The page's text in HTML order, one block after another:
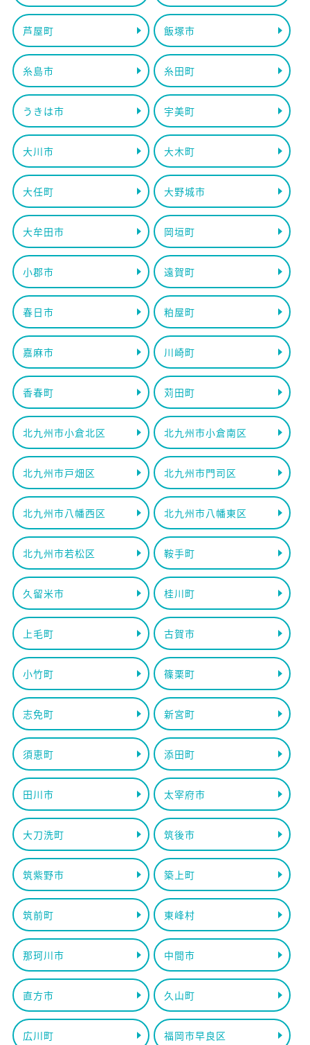
芦屋町 飯塚市
糸島市 糸田町
うきは市 宇美町
大川市 大木町
大任町 大野城市
大牟田市 岡垣町
小郡市 遠賀町
春日市 粕屋町
嘉麻市 川崎町
香春町 苅田町
北九州市小倉北区 北九州市小倉南区
北九州市戸畑区 北九州市門司区
北九州市八幡西区 北九州市八幡東区
北九州市若松区 鞍手町
久留米市 桂川町
上毛町 古賀市
小竹町 篠栗町
志免町 新宮町
須恵町 添田町
田川市 太宰府市
大刀洗町 筑後市
筑紫野市 築上町
筑前町 東峰村
那珂川市 中間市
直方市 久山町
広川町 福岡市早良区